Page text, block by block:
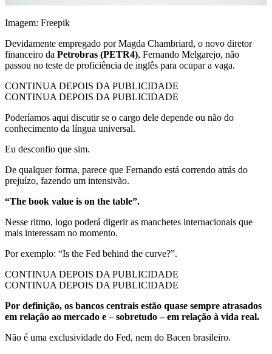
Imagem: Freepik
Devidamente empregado por Magda Chambriard, o novo diretor
financeiro da Petrobras (PETR4), Fernando Melgarejo, não
passou no teste de proficiência de inglês para ocupar a vaga.
CONTINUA DEPOIS DA PUBLICIDADE
CONTINUA DEPOIS DA PUBLICIDADE
Poderíamos aqui discutir se o cargo dele depende ou não do
conhecimento da língua universal.
Eu desconfio que sim.
De qualquer forma, parece que Fernando está correndo atrás do
prejuízo, fazendo um intensivão.
“The book value is on the table”.
Nesse ritmo, logo poderá digerir as manchetes internacionais que
mais interessam no momento.
Por exemplo: “Is the Fed behind the curve?”.
CONTINUA DEPOIS DA PUBLICIDADE
CONTINUA DEPOIS DA PUBLICIDADE
Por definição, os bancos centrais estão quase sempre atrasados
em relação ao mercado e – sobretudo – em relação à vida real.
Não é uma exclusividade do Fed, nem do Bacen brasileiro.